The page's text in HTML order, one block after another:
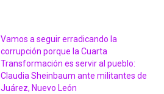
Vamos a seguir erradicando la
corrupción porque la Cuarta
Transformación es servir al pueblo:
Claudia Sheinbaum ante militantes de
Juárez, Nuevo León